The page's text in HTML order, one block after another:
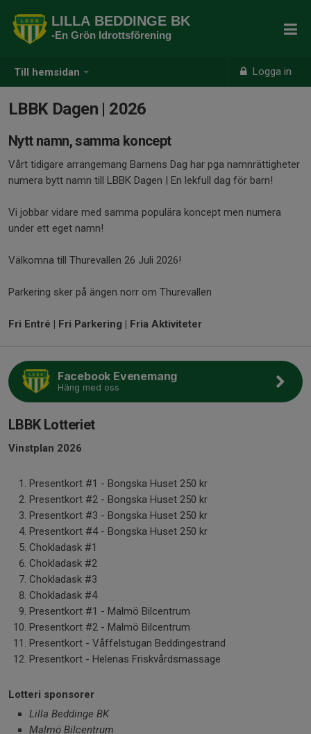
Till hemsidan Logga in
LILLA BEDDINGE BK
-En Grön Idrottsförening
LBBK Dagen | 2026
Nytt namn, samma koncept
Vårt tidigare arrangemang Barnens Dag har pga namnrättigheter
numera bytt namn till LBBK Dagen | En lekfull dag för barn!
Vi jobbar vidare med samma populära koncept men numera
under ett eget namn!
Välkomna till Thurevallen 26 Juli 2026!
Parkering sker på ängen norr om Thurevallen
Fri Entré | Fri Parkering | Fria Aktiviteter
Facebook Evenemang
Häng med oss
LBBK Lotteriet
Vinstplan 2026
Presentkort #1 - Bongska Huset 250 kr
Presentkort #2 - Bongska Huset 250 kr
Presentkort #3 - Bongska Huset 250 kr
Presentkort #4 - Bongska Huset 250 kr
Chokladask #1
Chokladask #2
Chokladask #3
Chokladask #4
Presentkort #1 - Malmö Bilcentrum
Presentkort #2 - Malmö Bilcentrum
Presentkort - Våffelstugan Beddingestrand
Presentkort - Helenas Friskvårdsmassage
Lotteri sponsorer
Lilla Beddinge BK
Malmö Bilcentrum